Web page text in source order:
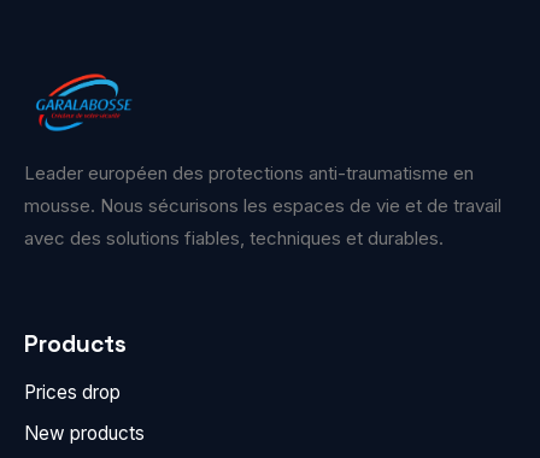
Leader européen des protections anti-traumatisme en
mousse. Nous sécurisons les espaces de vie et de travail
avec des solutions fiables, techniques et durables.
Products
Prices drop
New products